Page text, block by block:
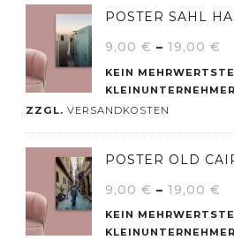
POSTER SAHL
9,00 € – 19,00 €
KEIN
ZZGL. VERSANDKOSTEN
POSTER OLD
9,00 € – 19,00 €
KEIN